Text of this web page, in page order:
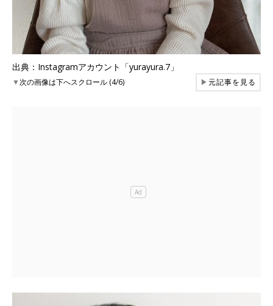
出典：Instagramアカウント「yurayura.7」
▼次の画像は下へスクロール (4/6) ▶元記事を見る